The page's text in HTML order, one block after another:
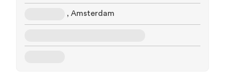
, Amsterdam